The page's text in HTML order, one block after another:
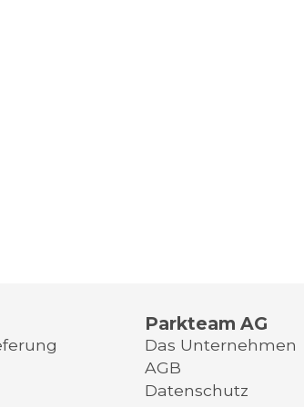
Parkteam AG
Das Unternehmen
AGB
Datenschutz